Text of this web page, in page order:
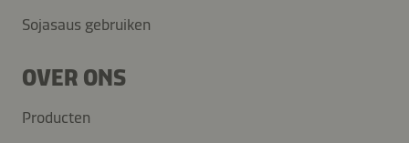
Sojasaus gebruiken
OVER ONS
Producten